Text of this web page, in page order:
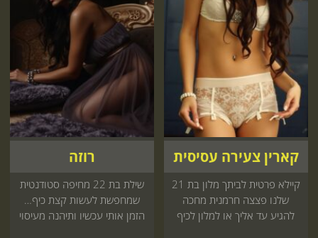
קארין צעירה עסיסית
קיילא פרטית לביתך מלון בת 21
שלנו פצצה חרמנית מחכה
להגיע עד אליך או למלון לכיף
רוזה
שילת בת 22 מחיפה סטודנטית
שמחפשת לעשות קצת כיף…
הזמן אותי עכשיו ותיהנה מעיסוי